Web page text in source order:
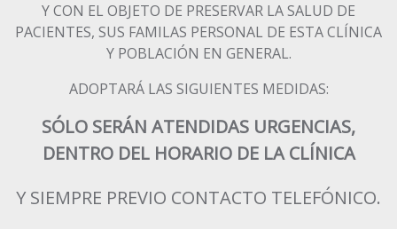
Y CON EL OBJETO DE PRESERVAR LA SALUD DE
PACIENTES, SUS FAMILAS PERSONAL DE ESTA CLÍNICA
Y POBLACIÓN EN GENERAL.
ADOPTARÁ LAS SIGUIENTES MEDIDAS:
SÓLO SERÁN ATENDIDAS URGENCIAS,
DENTRO DEL HORARIO DE LA CLÍNICA
Y SIEMPRE PREVIO CONTACTO TELEFÓNICO.